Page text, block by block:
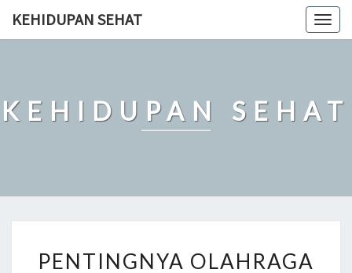
KEHIDUPAN SEHAT
KEHIDUPAN SEHAT
OLAHRAGA
PENTINGNYA OLAHRAGA